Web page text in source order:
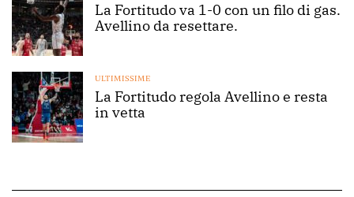
La Fortitudo va 1-0 con un filo di gas.
Avellino da resettare.
ULTIMISSIME
La Fortitudo regola Avellino e resta
in vetta